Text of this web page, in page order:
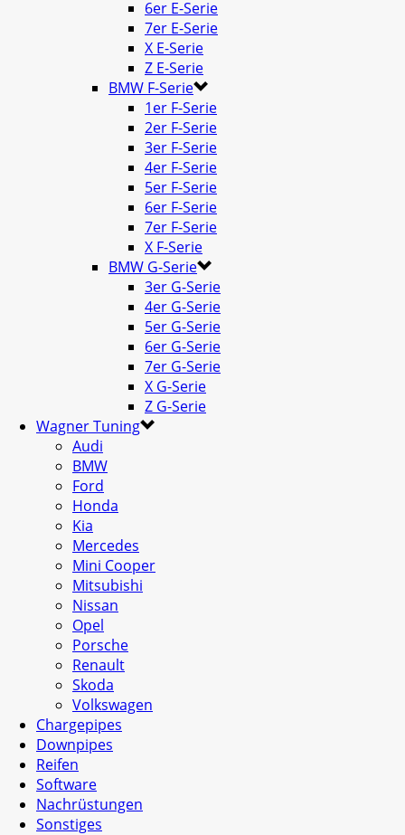
6er E-Serie
7er E-Serie
X E-Serie
Z E-Serie
BMW F-Serie
1er F-Serie
2er F-Serie
3er F-Serie
4er F-Serie
5er F-Serie
6er F-Serie
7er F-Serie
X F-Serie
BMW G-Serie
3er G-Serie
4er G-Serie
5er G-Serie
6er G-Serie
7er G-Serie
X G-Serie
Z G-Serie
Wagner Tuning
Audi
BMW
Ford
Honda
Kia
Mercedes
Mini Cooper
Mitsubishi
Nissan
Opel
Porsche
Renault
Skoda
Volkswagen
Chargepipes
Downpipes
Reifen
Software
Nachrüstungen
Sonstiges